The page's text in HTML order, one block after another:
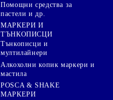
Помощни средства за
пастели и др.
МАРКЕРИ И
ТЪНКОПИСЦИ
Тънкописци и
мултилайнери
Алкохолни копик маркери и
мастила
POSCA & SHAKE
МАРКЕРИ